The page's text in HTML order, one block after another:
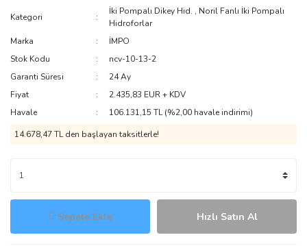
Kategori
İki Pompalı Dikey Hid. , Noril Fanlı İki Pompalı
Hidroforlar
Marka
İMPO
Stok Kodu
ncv-10-13-2
Garanti Süresi
24 Ay
Fiyat
2.435,83 EUR + KDV
Havale
106.131,15 TL (%2,00 havale indirimi)
14.678,47 TL den başlayan taksitlerle!
Sepete Ekle Hızlı Satın Al